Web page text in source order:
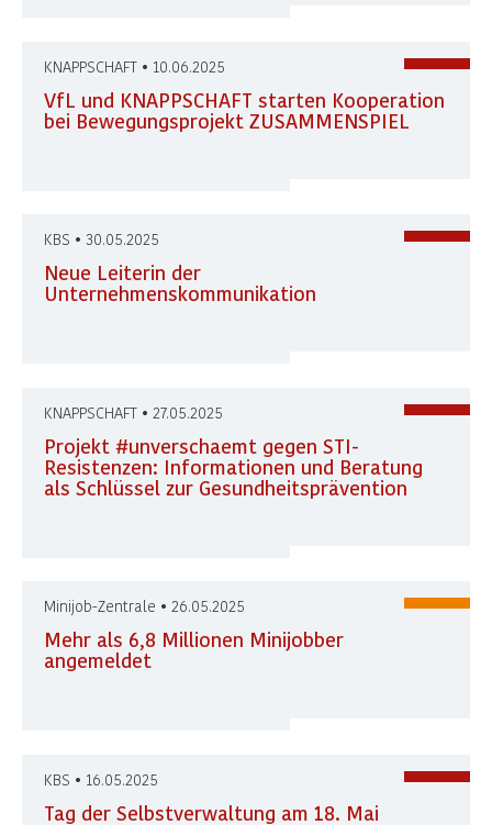
KNAPPSCHAFT • 10.06.2025
VfL und KNAPPSCHAFT starten Kooperation
bei Bewegungsprojekt ZUSAMMENSPIEL
KBS • 30.05.2025
Neue Leiterin der
Unternehmenskommunikation
KNAPPSCHAFT • 27.05.2025
Projekt #unverschaemt gegen STI-
Resistenzen: Informationen und Beratung
als Schlüssel zur Gesundheitsprävention
Minijob-Zentrale • 26.05.2025
Mehr als 6,8 Millionen Minijobber
angemeldet
KBS • 16.05.2025
Tag der Selbstverwaltung am 18. Mai